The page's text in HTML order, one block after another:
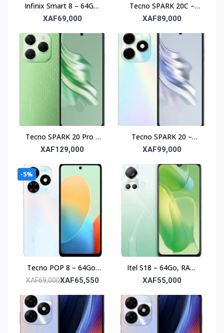
Infinix Smart 8 – 64Go,
RAM 4Go, écran 6.6’’
XAF69,000
Tecno SPARK 20C –
256Go, RAM 4Go, écran
XAF89,000
Tecno SPARK 20 Pro –
256Go, RAM 8Go, écran
XAF129,000
Tecno SPARK 20 –
128Go, RAM 8Go, écran
XAF99,000
-5%
Tecno POP 8 – 64Go,
RAM 3Go, écran 6.6’’
XAF69,000XAF65,550
Itel S18 – 64Go, RAM
4Go, Photo 8MP, écran
XAF55,000